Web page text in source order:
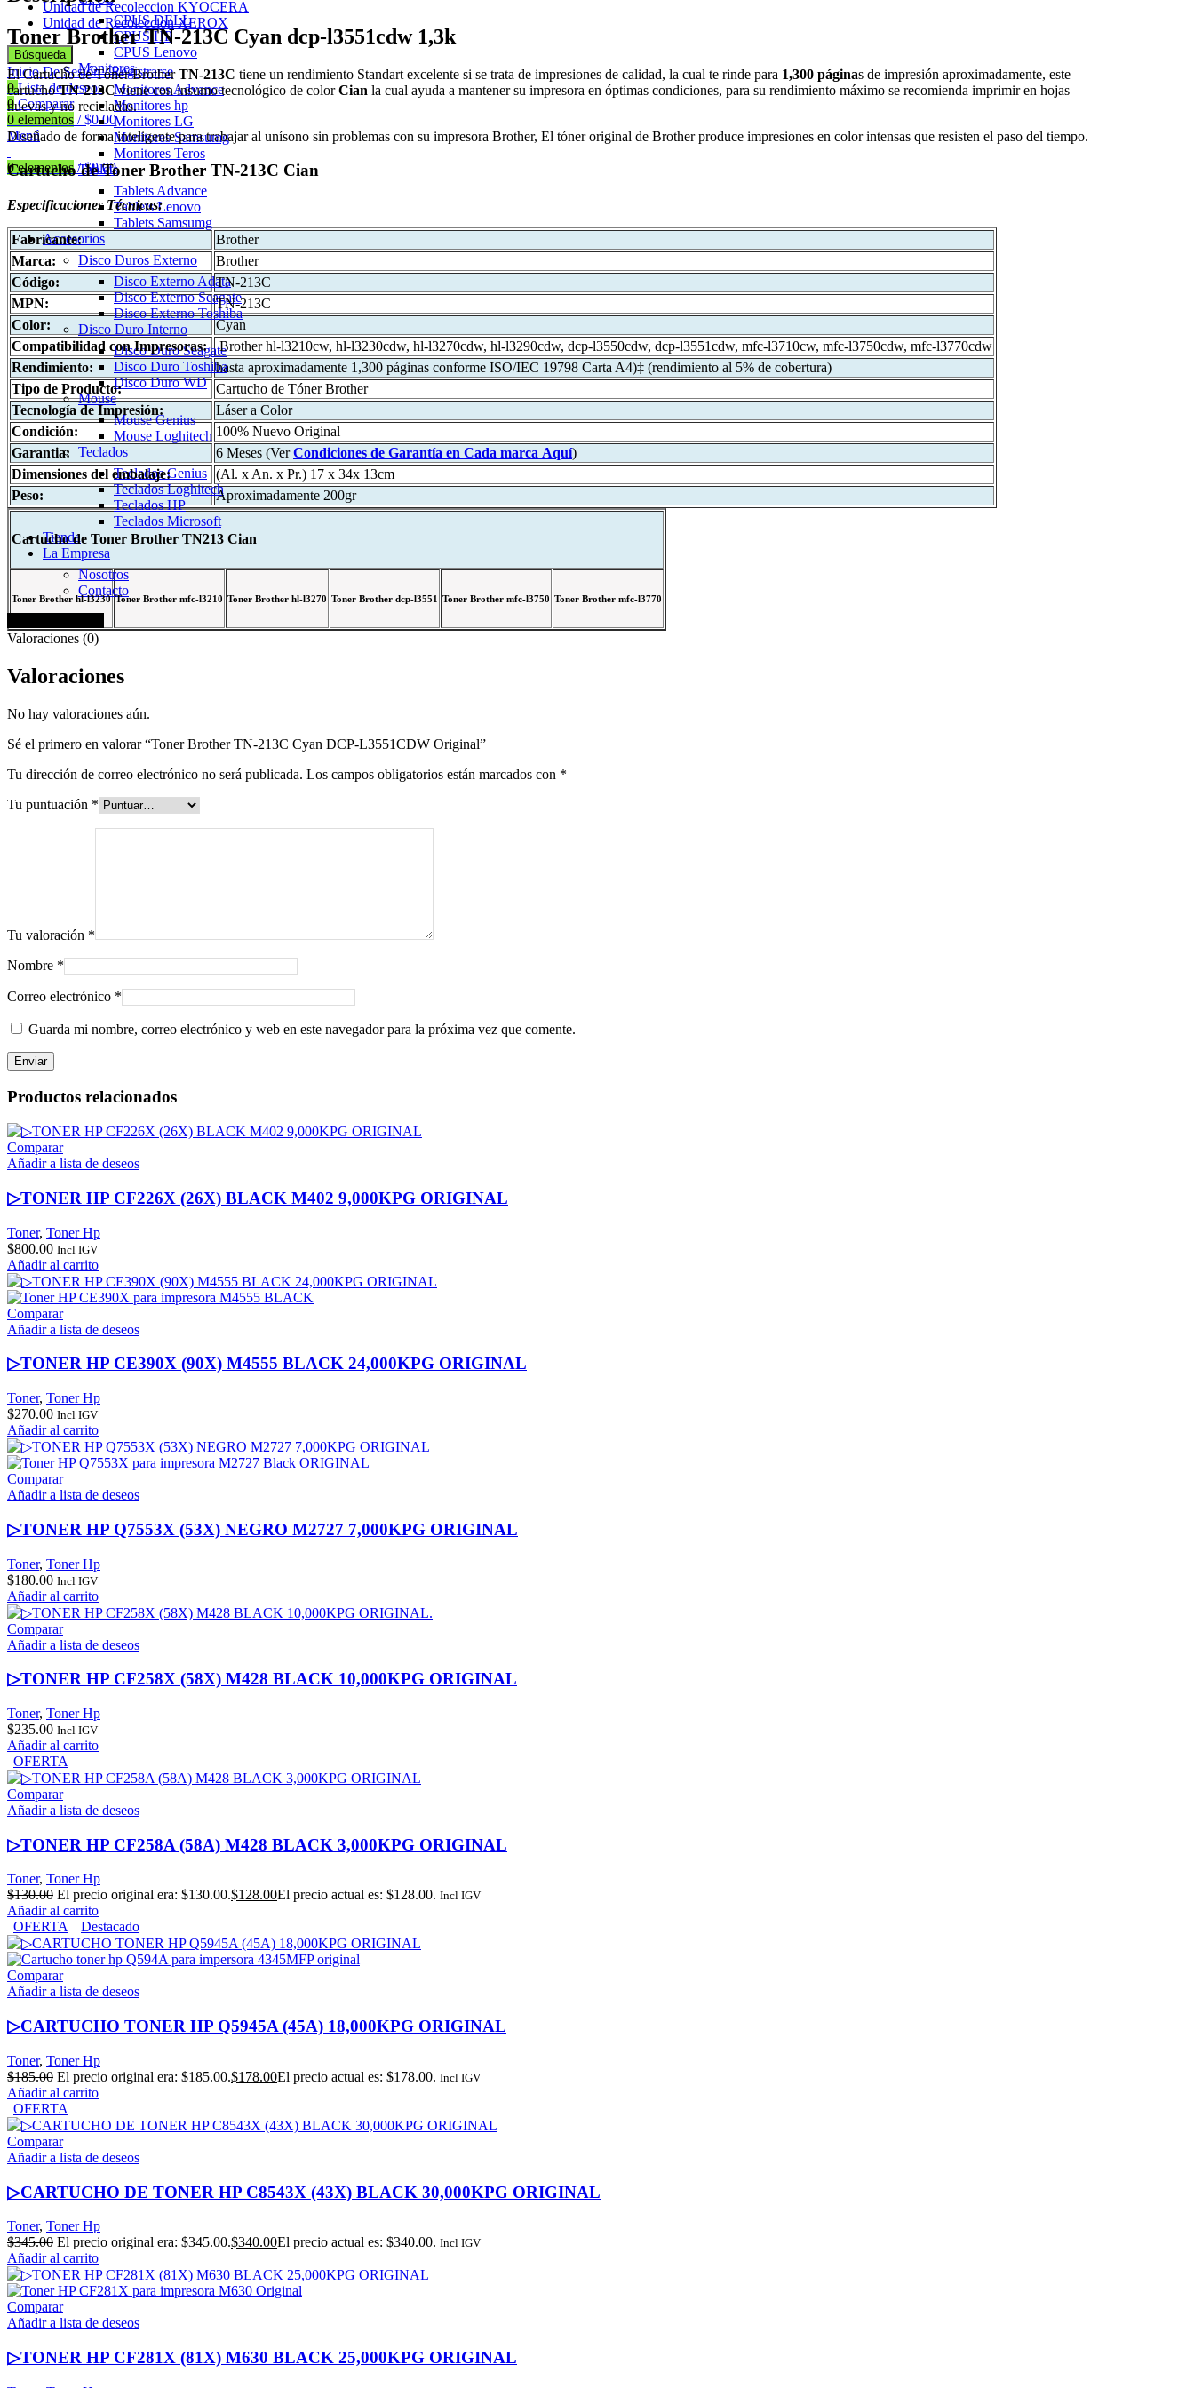
Unidad de Recoleccion KYOCERA
Unidad de Recoleccion XEROX
Búsqueda
Inicio De Sesión / Registrarse
0Lista de deseos
0 Comparar
0 elementos / $0.00
Menú
0elementos / $0.00
CPUS DELL
CPUS HP
CPUS Lenovo
Monitores
Monitores Advance
Monitores hp
Monitores LG
Monitores Samsumg
Monitores Teros
Tablets
Tablets Advance
Tablets Lenovo
Tablets Samsumg
Accesorios
Disco Duros Externo
Disco Externo Adata
Disco Externo Seagate
Disco Externo Toshiba
Disco Duro Interno
Disco Duro Seagate
Disco Duro Toshiba
Disco Duro WD
Mouse
Mouse Genius
Mouse Loghitech
Teclados
Teclados Genius
Teclados Loghitech
Teclados HP
Teclados Microsoft
Tienda
La Empresa
Nosotros
Contacto
Toner Brother TN-213C Cyan dcp-l3551cdw 1,3k
El Cartucho de Tóner BrotherTN-213C tiene un rendimiento Standart excelente si se trata de impresiones de calidad, la cual te rinde para 1,300 páginas de impresión aproximadamente, este
cartuchoTN-213Cviene con insumo tecnológico de colorCian la cual ayuda a mantener su impresora en óptimas condiciones, para su rendimiento máximo se recomienda imprimir en hojas
nuevas y no recicladas.
Diseñado de forma inteligente para trabajar al unísono sin problemas con su impresora Brother, El tóner original de Brother produce impresiones en color intensas que resisten el paso del tiempo.
Cartucho de Toner Brother TN-213C Cian
Especificaciones Técnicas:
Fabricante:
Brother
Marca:
Brother
Código:
TN-213C
MPN:
TN-213C
Color:
Cyan
Compatibilidad con Impresoras: Brother hl-l3210cw, hl-l3230cdw, hl-l3270cdw, hl-l3290cdw, dcp-l3550cdw, dcp-l3551cdw, mfc-l3710cw, mfc-l3750cdw, mfc-l3770cdw
Rendimiento:
hasta aproximadamente 1,300 páginas conforme ISO/IEC 19798 Carta A4)‡ (rendimiento al 5% de cobertura)
Tipo de Producto:
Cartucho de Tóner Brother
Tecnología de Impresión:
Láser a Color
Condición:
100% Nuevo Original
Garantia:
6 Meses (VerCondiciones de Garantía en Cada marca Aquí)
Dimensiones del embalaje:
(Al. x An. x Pr.) 17 x 34x 13cm
Peso:
Aproximadamente 200gr
Cartucho de Toner Brother TN213 Cian
Toner Brother hl-l3230 Toner Brother mfc-l3210 Toner Brother hl-l3270 Toner Brother dcp-l3551 Toner Brother mfc-l3750 Toner Brother mfc-l3770
Valoraciones (0)
Valoraciones
No hay valoraciones aún.
Sé el primero en valorar “Toner Brother TN-213C Cyan DCP-L3551CDW Original”
Tu dirección de correo electrónico no será publicada. Los campos obligatorios están marcados con *
Tu puntuación *
Tu valoración *
Nombre *
Correo electrónico *
Guarda mi nombre, correo electrónico y web en este navegador para la próxima vez que comente.
Productos relacionados
Comparar
Añadir a lista de deseos
▷TONER HP CF226X (26X) BLACK M402 9,000KPG ORIGINAL
Toner, Toner Hp
$800.00 Incl IGV
Añadir al carrito
Comparar
Añadir a lista de deseos
▷TONER HP CE390X (90X) M4555 BLACK 24,000KPG ORIGINAL
Toner, Toner Hp
$270.00 Incl IGV
Añadir al carrito
Comparar
Añadir a lista de deseos
▷TONER HP Q7553X (53X) NEGRO M2727 7,000KPG ORIGINAL
Toner, Toner Hp
$180.00 Incl IGV
Añadir al carrito
Comparar
Añadir a lista de deseos
▷TONER HP CF258X (58X) M428 BLACK 10,000KPG ORIGINAL
Toner, Toner Hp
$235.00 Incl IGV
Añadir al carrito
OFERTA
Comparar
Añadir a lista de deseos
▷TONER HP CF258A (58A) M428 BLACK 3,000KPG ORIGINAL
Toner, Toner Hp
$130.00 El precio original era: $130.00.$128.00El precio actual es: $128.00. Incl IGV
Añadir al carrito
OFERTA
Destacado
Comparar
Añadir a lista de deseos
▷CARTUCHO TONER HP Q5945A (45A) 18,000KPG ORIGINAL
Toner, Toner Hp
$185.00 El precio original era: $185.00.$178.00El precio actual es: $178.00. Incl IGV
Añadir al carrito
OFERTA
Comparar
Añadir a lista de deseos
▷CARTUCHO DE TONER HP C8543X (43X) BLACK 30,000KPG ORIGINAL
Toner, Toner Hp
$345.00 El precio original era: $345.00.$340.00El precio actual es: $340.00. Incl IGV
Añadir al carrito
Comparar
Añadir a lista de deseos
▷TONER HP CF281X (81X) M630 BLACK 25,000KPG ORIGINAL